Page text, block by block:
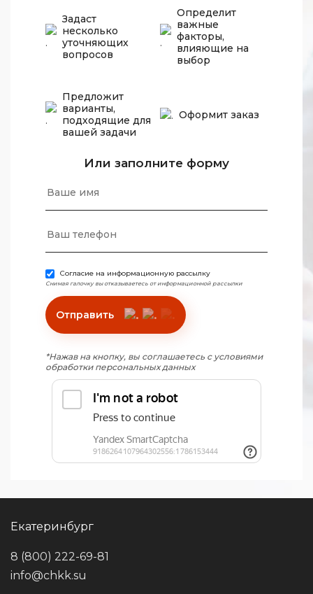
Задаст
несколько
уточняющих
вопросов
Определит
важные
факторы,
влияющие на
выбор
Предложит
варианты,
подходящие для
вашей задачи
Оформит заказ
Или заполните форму
Согласие на информационную рассылку
Снимая галочку вы отказываетесь от информационной рассылки
Отправить
*Нажав на кнопку, вы соглашаетесь с условиями
обработки персональных данных
Екатеринбург
8 (800) 222-69-81
info@chkk.su